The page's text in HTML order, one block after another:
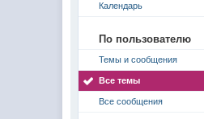
Календарь
По пользователю
Темы и сообщения
Все темы
Все сообщения